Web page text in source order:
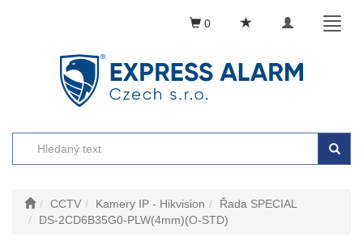
Toggle
0
CCTV Kamery IP - Hikvision
Řada SPECIAL
DS-2CD6B35G0-PLW(4mm)(O-STD)